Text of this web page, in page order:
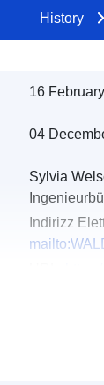
History
16
04
Sylvia
Indirizz